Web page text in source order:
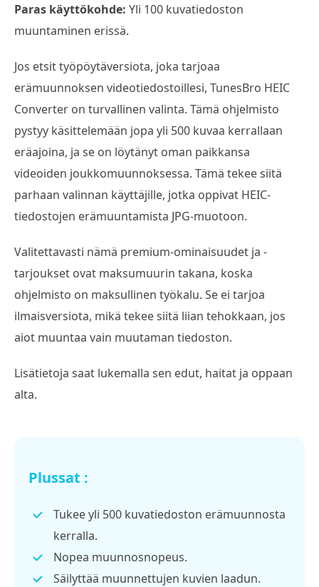
Paras käyttökohde: Yli 100 kuvatiedoston
muuntaminen erissä.
Jos etsit työpöytäversiota, joka tarjoaa
erämuunnoksen videotiedostoillesi, TunesBro HEIC
Converter on turvallinen valinta. Tämä ohjelmisto
pystyy käsittelemään jopa yli 500 kuvaa kerrallaan
eräajoina, ja se on löytänyt oman paikkansa
videoiden joukkomuunnoksessa. Tämä tekee siitä
parhaan valinnan käyttäjille, jotka oppivat HEIC-
tiedostojen erämuuntamista JPG-muotoon.
Valitettavasti nämä premium-ominaisuudet ja -
tarjoukset ovat maksumuurin takana, koska
ohjelmisto on maksullinen työkalu. Se ei tarjoa
ilmaisversiota, mikä tekee siitä liian tehokkaan, jos
aiot muuntaa vain muutaman tiedoston.
Lisätietoja saat lukemalla sen edut, haitat ja oppaan
alta.
Plussat :
Tukee yli 500 kuvatiedoston erämuunnosta
kerralla.
Nopea muunnosnopeus.
Säilyttää muunnettujen kuvien laadun.